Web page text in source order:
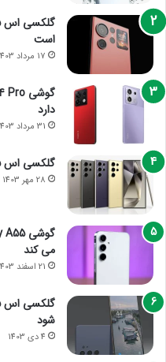
است
17 مرداد 1403
دارد
31 مرداد 1403
گلکسی اس 25 اولترا در چهار رنگ عرضه می شود
28 مهر 1403
می کند
21 اسفند 1403
شود
4 دی 1403